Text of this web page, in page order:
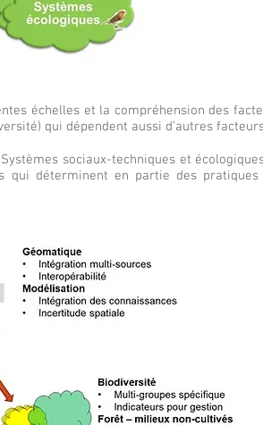
échelles et la compréhension des
qui dépendent aussi d’autres
sociaux-techniques et
qui déterminent en partie des